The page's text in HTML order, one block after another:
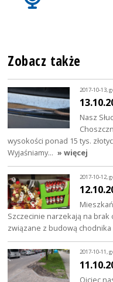
Zobacz także
2017-10-13,
Nasz
wysokości ponad 15 tys.
Wyjaśniamy… » więcej
2017-10-12,
Szczecinie narzekają na
związane z budową
2017-10-11,
Ojciec